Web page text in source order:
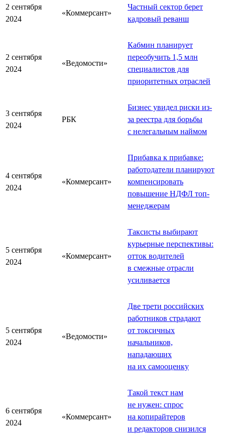
2 сентября
2024
«Коммерсант»
Частный сектор берет
кадровый реванш
2 сентября
2024
«Ведомости»
Кабмин планирует
переобучить 1,5 млн
специалистов для
приоритетных отраслей
3 сентября
2024
РБК
Бизнес увидел риски из-
за реестра для борьбы
с нелегальным наймом
4 сентября
2024
«Коммерсант»
Прибавка к прибавке:
работодатели планируют
компенсировать
повышение НДФЛ топ-
менеджерам
5 сентября
2024
«Коммерсант»
Таксисты выбирают
курьерные перспективы:
отток водителей
в смежные отрасли
усиливается
5 сентября
2024
«Ведомости»
Две трети российских
работников страдают
от токсичных
начальников,
нападающих
на их самооценку
6 сентября
2024
«Коммерсант»
Такой текст нам
не нужен: спрос
на копирайтеров
и редакторов снизился